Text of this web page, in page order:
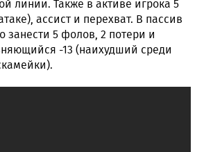
линии. Также в активе игрока 5
ассист и перехват. В пассив
занести 5 фолов, 2 потери и
-13 (наихудший среди